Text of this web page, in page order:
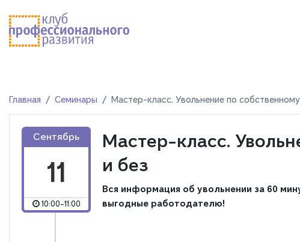
Главная Семинары Мастер-класс. Увольнение по
Сентябрь
11
10:00-11:00
Мастер-класс.
и без
Вся информация об увольнении за 60
выгодные работодателю!